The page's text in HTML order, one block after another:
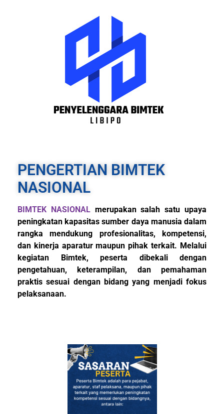
PENGERTIAN BIMTEK
NASIONAL
BIMTEK NASIONALmerupakan salah satu upaya
peningkatan kapasitas sumber daya manusia dalam
rangka mendukung profesionalitas, kompetensi,
dan kinerja aparatur maupun pihak terkait. Melalui
kegiatan Bimtek, peserta dibekali dengan
pengetahuan, keterampilan, dan pemahaman
praktis sesuai dengan bidang yang menjadi fokus
pelaksanaan.